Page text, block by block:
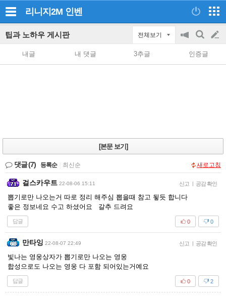
리니지2M 인벤
팁과 노하우 게시판 전체보기
공
on/off
검
색
글
쓰
내글 내 댓글 3추글 인증글
[본문 보기]
댓글(7) 등록순 최신순 새로고침
걸스카우트 22-08-06 15:11 신고 | 공감 확인
뽑기로만 나오는거 따로 정리 해주심 뽑을때 참고 됳듯 합니다
좋은 정보네요 수고 하셨어요 갈추 드려요
답글 0
0
만타잉 22-08-07 22:49 신고 | 공감 확인
빛나는 영웅상자가 뽑기로만 나오는 영웅
합성으로도 나오는 영웅 다 포함 되어있는거예요
답글 2
0